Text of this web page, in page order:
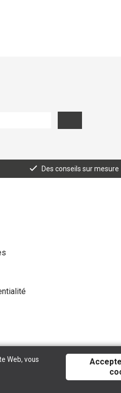
Des conseils sur mesure
By
Web, vous